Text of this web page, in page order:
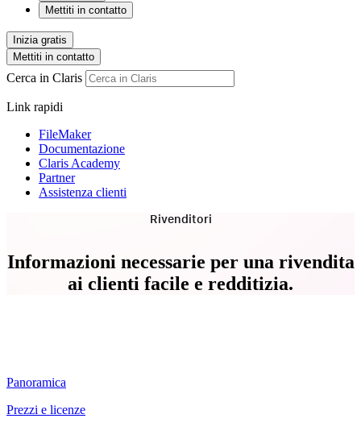
Mettiti in contatto
Inizia gratis
Mettiti in contatto
Cerca in Claris
Link rapidi
FileMaker
Documentazione
Claris Academy
Partner
Assistenza clienti
Rivenditori
Informazioni necessarie per una rivendita
ai clienti facile e redditizia.
Panoramica
Prezzi e licenze